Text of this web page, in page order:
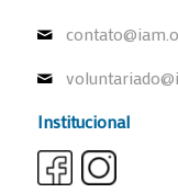
Institucional